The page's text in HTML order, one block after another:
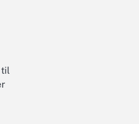
til